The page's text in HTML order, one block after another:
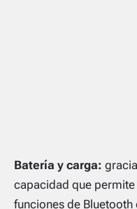
Batería y carga:
capacidad que
funciones de Bluetooth